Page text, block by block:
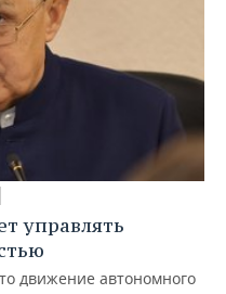
управлять
движение автономного